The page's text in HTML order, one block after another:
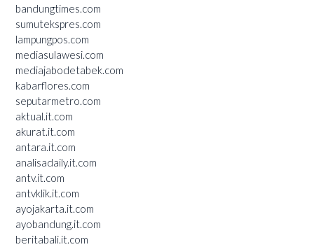
bandungtimes.com
sumutekspres.com
lampungpos.com
mediasulawesi.com
mediajabodetabek.com
kabarflores.com
seputarmetro.com
aktual.it.com
akurat.it.com
antara.it.com
analisadaily.it.com
antv.it.com
antvklik.it.com
ayojakarta.it.com
ayobandung.it.com
beritabali.it.com